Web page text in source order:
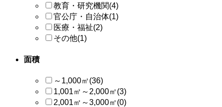
教育・研究機関(4)
官公庁・自治体(1)
医療・福祉(2)
その他(1)
面積
～1,000㎡(36)
1,001㎡～2,000㎡(3)
2,001㎡～3,000㎡(0)